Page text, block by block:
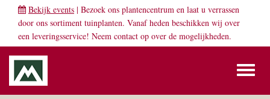
Bekijk events | Bezoek ons plantencentrum en laat u verrassen
door ons sortiment tuinplanten. Vanaf heden beschikken wij over
een leveringsservice! Neem contact op over de mogelijkheden.